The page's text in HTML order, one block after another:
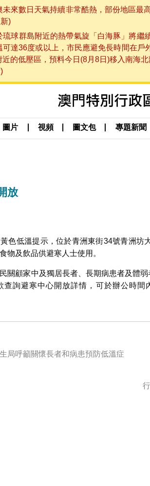
來數日天氣持續非常酷熱，部份地區
)
球群島附近的熱帶氣旋「白海豚」將
達36度或以上，市民應避免長時間在
的低壓區，預料今日(8月8日)移入南海
圖片 視頻 圖文包 專題新聞
放
色低溫提示，位於青洲東街34號青洲坊
物及飲品供避寒人士使用。
關顧家中及獨居長者、長期病患者及體
查詢避寒中心開放詳情，可於辦公時間
數日天氣寒冷 衛生局呼籲關懷長者和病患預防低溫症